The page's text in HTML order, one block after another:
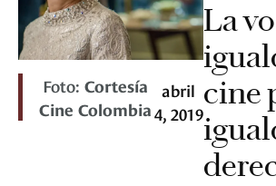
Foto: Cortesía
Cine Colombia
abril
4, 2019
La
cine